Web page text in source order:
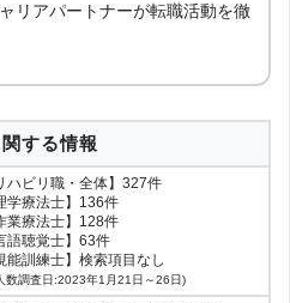
リアパートナーが転職活動を徹
する情報
ハビリ職・全体】327件
学療法士】136件
業療法士】128件
語聴覚士】63件
能訓練士】検索項目なし
数調査日:2023年1月21日～26日)